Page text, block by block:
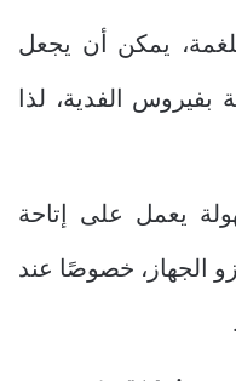
يمكن أن يجعل
بفيروس الفدية، لذا
يعمل على إتاحة
الجهاز، خصوصًا عند